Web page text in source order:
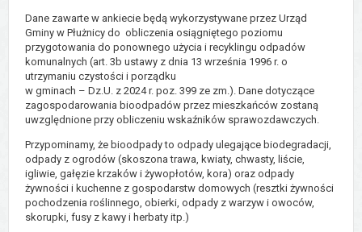
Dane zawarte w ankiecie będą wykorzystywane przez Urząd
Gminy w Płużnicy do obliczenia osiągniętego poziomu
przygotowania do ponownego użycia i recyklingu odpadów
komunalnych (art. 3b ustawy z dnia 13 września 1996 r. o
utrzymaniu czystości i porządku
w gminach – Dz.U. z 2024 r. poz. 399 ze zm.). Dane dotyczące
zagospodarowania bioodpadów przez mieszkańców zostaną
uwzględnione przy obliczeniu wskaźników sprawozdawczych.
Przypominamy, że bioodpady to odpady ulegające biodegradacji,
odpady z ogrodów (skoszona trawa, kwiaty, chwasty, liście,
igliwie, gałęzie krzaków i żywopłotów, kora) oraz odpady
żywności i kuchenne z gospodarstw domowych (resztki żywności
pochodzenia roślinnego, obierki, odpady z warzyw i owoców,
skorupki, fusy z kawy i herbaty itp.)